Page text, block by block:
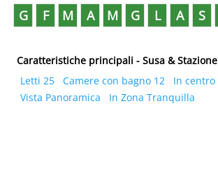
G F M A M G L A S
Caratteristiche principali - Susa & Stazione
Letti 25
Camere con bagno 12
In centro
Vista Panoramica
In Zona Tranquilla